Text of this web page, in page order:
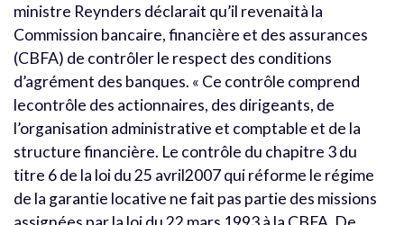
ministre Reynders déclarait qu’il revenaità la
Commission bancaire, financière et des assurances
(CBFA) de contrôler le respect des conditions
d’agrément des banques. « Ce contrôle comprend
lecontrôle des actionnaires, des dirigeants, de
l’organisation administrative et comptable et de la
structure financière. Le contrôle du chapitre 3 du
titre 6 de la loi du 25 avril2007 qui réforme le régime
de la garantie locative ne fait pas partie des missions